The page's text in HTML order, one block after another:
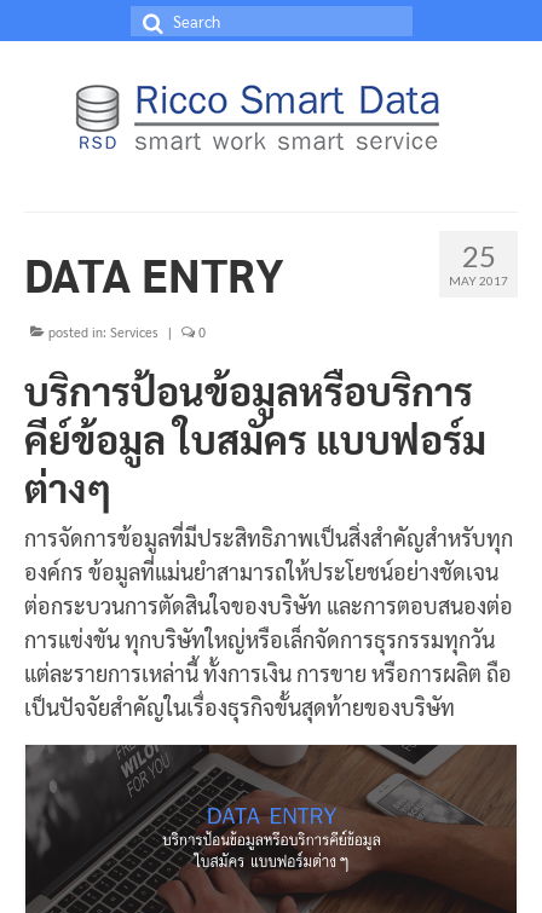
Search
25
MAY 2017
DATA ENTRY
posted in: Services | 0
บริการป้อนข้อมูลหรือบริการ
คีย์ข้อมูล ใบสมัคร แบบฟอร์ม
ต่างๆ
การจัดการข้อมูลที่มีประสิทธิภาพเป็นสิ่งสำคัญสำหรับทุก
องค์กร ข้อมูลที่แม่นยำสามารถให้ประโยชน์อย่างชัดเจน
ต่อกระบวนการตัดสินใจของบริษัท และการตอบสนองต่อ
การแข่งขัน ทุกบริษัทใหญ่หรือเล็กจัดการธุรกรรมทุกวัน
แต่ละรายการเหล่านี้ ทั้งการเงิน การขาย หรือการผลิต ถือ
เป็นปัจจัยสำคัญในเรื่องธุรกิจขั้นสุดท้ายของบริษัท